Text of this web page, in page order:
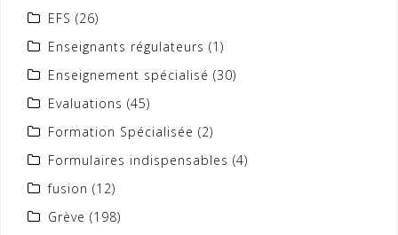
EFS (26)
Enseignants régulateurs (1)
Enseignement spécialisé (30)
Evaluations (45)
Formation Spécialisée (2)
Formulaires indispensables (4)
fusion (12)
Grève (198)